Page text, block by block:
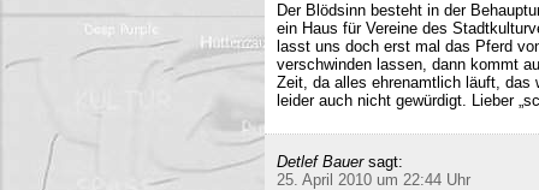
Der Blödsinn besteht in der
ein Haus für Vereine des
lasst uns doch erst mal das Pferd
verschwinden lassen, dann kommt
Zeit, da alles ehrenamtlich läuft, das
leider auch nicht gewürdigt. Lieber
Detlef Bauer sagt:
25. April 2010 um 22:44 Uhr